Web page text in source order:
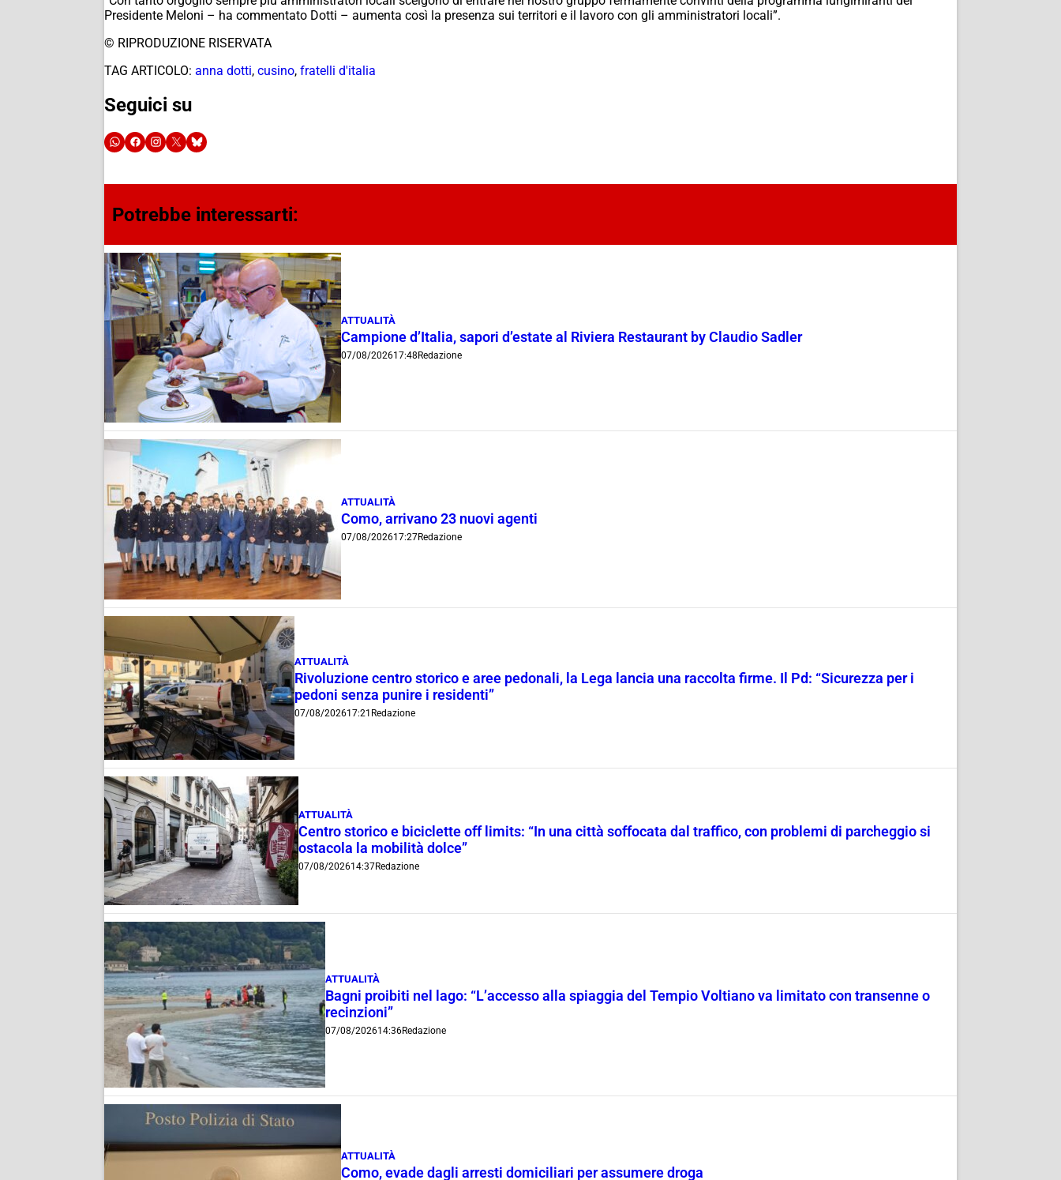
Presidente Meloni – ha commentato Dotti – aumenta così la presenza sui territori e il lavoro con gli amministratori locali”.
© RIPRODUZIONE RISERVATA
TAG ARTICOLO: anna dotti, cusino, fratelli d'italia
Seguici su
Potrebbe interessarti:
ATTUALITÀ
Campione d’Italia, sapori d’estate al Riviera Restaurant by Claudio Sadler
07/08/202617:48 Redazione
ATTUALITÀ
Como, arrivano 23 nuovi agenti
07/08/202617:27Redazione
ATTUALITÀ
Rivoluzione centro storico e aree pedonali, la Lega lancia una raccolta firme. Il Pd: “Sicurezza per i
pedoni senza punire i residenti”
07/08/202617:21 Redazione
ATTUALITÀ
Centro storico e biciclette off limits: “In una città soffocata dal traffico, con problemi di parcheggio si
ostacola la mobilità dolce”
07/08/202614:37Redazione
ATTUALITÀ
Bagni proibiti nel lago: “L’accesso alla spiaggia del Tempio Voltiano va limitato con transenne o
recinzioni”
07/08/202614:36Redazione
ATTUALITÀ
Como, evade dagli arresti domiciliari per assumere droga